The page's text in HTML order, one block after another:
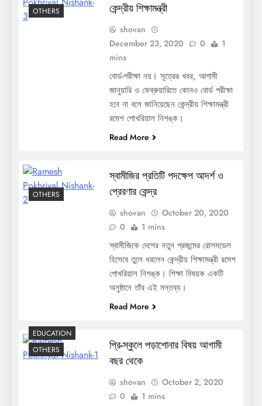
OTHERS
কেন্দ্রীয় শিক্ষামন্ত্রী
shovan
December 23, 2020
0
1
mins
বোর্ড-পরীক্ষা নয়। সূত্রের খবর, আগামী
জানুয়ারি ও ফেব্রুয়ারিতে কোনও বোর্ড পরীক্ষা
হবে না বলে জানিয়েছেন কেন্দ্রীয় শিক্ষামন্ত্রী
রমেশ পোখরিয়াল নিশঙ্ক।
Read More
OTHERS
স্বামীজির প্রতিটি পদক্ষেপ আদর্শ ও
প্রেরণার কেন্দ্র
shovan
October 20, 2020
0
1 mins
স্বামীজিকে দেশের নতুন প্রজন্মের রোলমডেল
হিসেবে তুলে ধরলেন কেন্দ্রীয় শিক্ষামন্ত্রী রমেশ
পোখরিয়াল নিশঙ্ক। শিক্ষা বিষয়ক একটি
অনুষ্ঠানে তাঁর এই মন্তব্য।
Read More
EDUCATION
OTHERS
প্রি-স্কুলে পড়াশোনার বিষয় আগামী
বছর থেকে
shovan
October 2, 2020
0
1 mins